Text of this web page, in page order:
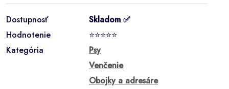
Dostupnosť
Skladom ✅
Hodnotenie
⭐⭐⭐⭐⭐
Kategória
Psy
Venčenie
Obojky a adresáre